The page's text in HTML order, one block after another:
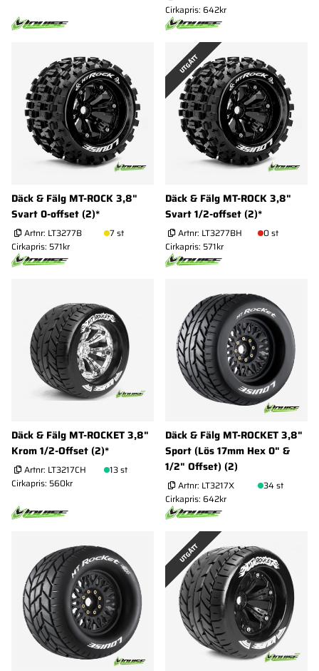
Cirkapris: 642kr
Däck & Fälg MT-ROCK 3,8"
Svart 0-offset (2)*
Artnr: LT3277B
7 st
Cirkapris: 571kr
UTGÅTT
Däck & Fälg MT-ROCK 3,8"
Svart 1/2-offset (2)*
Artnr: LT3277BH
0 st
Cirkapris: 571kr
Däck & Fälg MT-ROCKET 3,8"
Krom 1/2-Offset (2)*
Artnr: LT3217CH
13 st
Cirkapris: 560kr
Däck & Fälg MT-ROCKET 3,8"
Sport (Lös 17mm Hex 0" &
1/2" Offset) (2)
Artnr: LT3217X
34 st
Cirkapris: 642kr
UTGÅTT